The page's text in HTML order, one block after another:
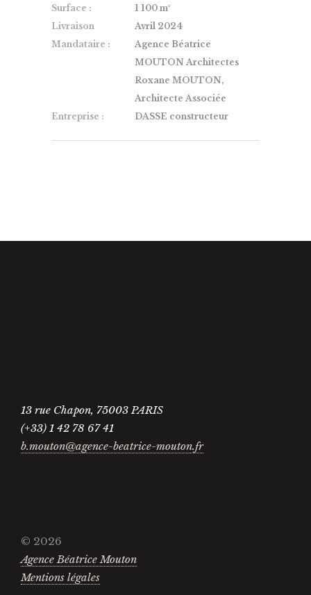
Surface :
1 100 m²
Livraison
Avril 2024
Mandataire :
Agence Béatrice
MOUTON Architectes
Roxane MOUTON,
Architecte Associée
Entreprise :
DASSE constructeur
13 rue Chapon, 75003 PARIS
(+33) 1 42 78 67 41
b.mouton@agence-beatrice-mouton.fr
© 2026
Agence Béatrice Mouton
Mentions légales